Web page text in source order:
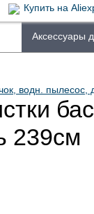
Купить на
Аксессуары
239см